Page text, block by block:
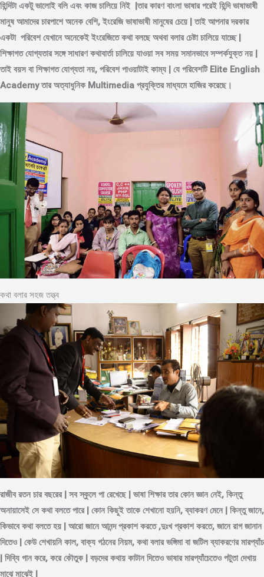
হিন্দিটা একটু ভালোই বলি এবং কাজ চালিয়ে নিই |তার কারণ বাংলা ভাষার পরেই হিন্দি ভাষাভাষী
মানুষ আমাদের চারপাশে অনেক বেশি, ইংরেজি ভাষাভাষী মানুষের চেয়ে | তাই আপনার দরকার
একটা পরিবেশ যেখানে অনেকেই ইংরেজিতে কথা বলছে অথবা বলার চেষ্টা চালিয়ে যাচ্ছে |
শিক্ষাগত যোগ্যতার সঙ্গে সাধারণ কথাবার্তা চালিয়ে যাওয়া সব সময় সমানভাবে সম্পর্কযুক্ত নয় |
তাই বয়স বা শিক্ষাগত যোগ্যতা নয়, পরিবেশ পাওয়াটাই কাম্য | যে পরিবেশটি Elite English
Academy তার অত্যাধুনিক Multimedia প্রযুক্তির মাধ্যমে হাজির করেছে।
কথা বলার সহজ তত্ত্ব
রাজীব রতন চার বছরের | সব স্কুলে পা রেখেছে | ভাষা শিক্ষার তার কোন জ্ঞান নেই, কিন্তু
অনায়াসেই সে কথা বলতে পারে | কোন কিছুই তাকে শেখানো হয়নি, ব্যাকরণ মেনে | কিন্তু জানে,
কিভাবে কথা বলতে হয় | আরো জানে আনন্দ প্রকাশ করতে ,দুঃখ প্রকাশ করতে, জানে রাগ জানান
দিতেও | কেউ শেখায়নি কাল, বাক্য গঠনের নিয়ম, কথা বলার ভঙ্গিমা বা জটিল ব্যাকরণের মারপ্যাঁচ
| দিব্যি গান করে, করে কৌতুক | বড়দের কথায় কাটান দিতেও ভাষার মারপ্যাঁচেতেও পটুতা দেখায়
মাঝে মাঝেই |